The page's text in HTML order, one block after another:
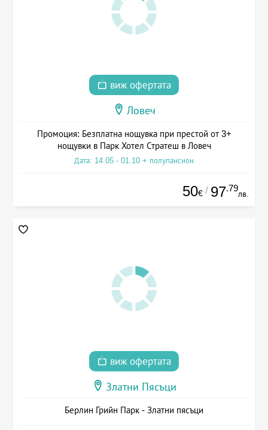
виж офертата
Ловеч
Промоция: Безплатна нощувка при престой от 3+
нощувки в Парк Хотел Стратеш в Ловеч
Дата: 14.05 - 01.10 + полупансион
50€ / 97.79
лв.
виж офертата
Златни Пясъци
Берлин Грийн Парк - Златни пясъци